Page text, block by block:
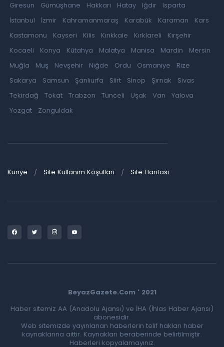
Giresun Gümüşhane Hakkari Hatay Iğdır
Isparta
İstanbul
İzmir Kahramanmaraş Karabük Karaman
Kars
Kastamonu
Kayseri Kilis Kırıkkale Kırklareli
Kırşehir
Kocaeli
Konya Kütahya Malatya Manisa Mardin
Mersin
Muğla
Muş Nevşehir Niğde Ordu Osmaniye
Rize
Sakarya
Samsun Şanlıurfa Siirt Sinop Şırnak
Sivas
Tekirdağ
Tokat Trabzon Tunceli Uşak Van
Yalova
Yozgat
Zonguldak
Künye Site Kullanım Koşulları Site Haritası
BeyazGazete.Com ' 2021
Haber sitemiz AA (Anadolu Ajansı) ve İHA (İhlas Haber Ajansı)
abonesidir.
Web sitemizde yayınlanan haberlerin telif hakları haber
kaynaklarına aittir. Kaynakları beraberinde belirtilmiştir.
Haberleri kopyalamayınız.